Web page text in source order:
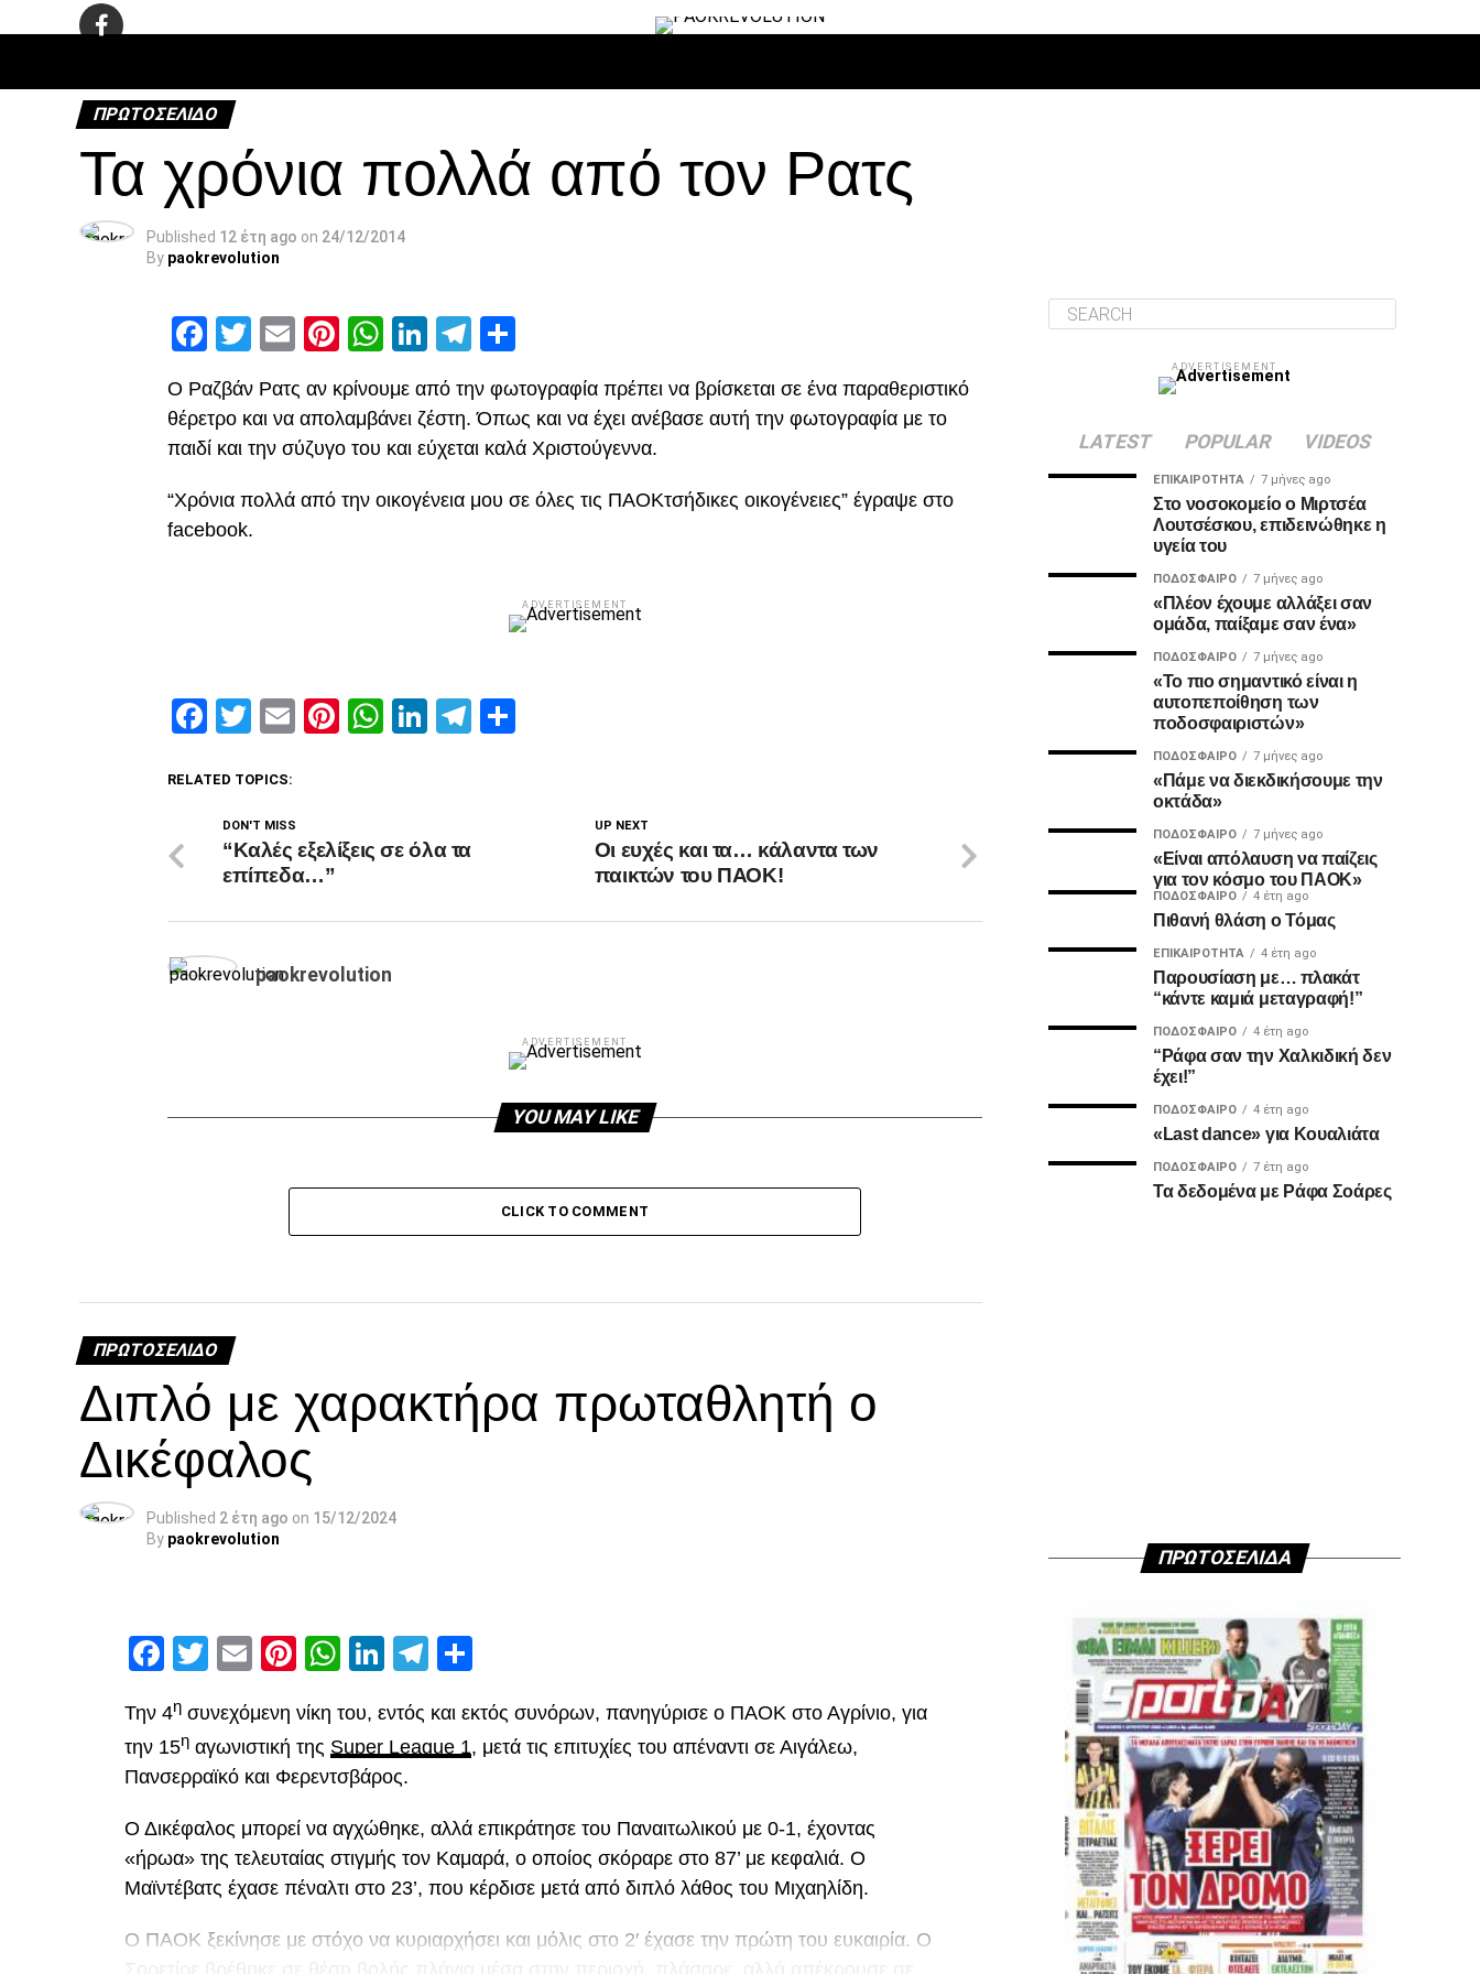
ΠΡΩΤΟΣΈΛΙΔΟ
Τα χρόνια πολλά από τον Ρατς
Published 12 έτη ago on 24/12/2014
By paokrevolution
Facebook
Twitter
EmailPinterest
WhatsApp
LinkedIn
Telegram
O Ραζβάν Ρατς αν κρίνουμε από την φωτογραφία πρέπει να βρίσκεται σε ένα παραθεριστικό
θέρετρο και να απολαμβάνει ζέστη. Όπως και να έχει ανέβασε αυτή την φωτογραφία με το
παιδί και την σύζυγο του και εύχεται καλά Χριστούγεννα.
“Χρόνια πολλά από την οικογένεια μου σε όλες τις ΠΑΟΚτσήδικες οικογένειες” έγραψε στο
facebook.
ADVERTISEMENT
Facebook
Twitter
EmailPinterest
WhatsApp
LinkedIn
Telegram
RELATED TOPICS:
UP NEXT
Οι ευχές και τα… κάλαντα των
παικτών του ΠΑΟΚ!
DON'T MISS
“Καλές εξελίξεις σε όλα τα
επίπεδα…”
paokrevolution
ADVERTISEMENT
YOU MAY LIKE
CLICK TO COMMENT
ΠΡΩΤΟΣΈΛΙΔΟ
Διπλό με χαρακτήρα πρωταθλητή ο
Δικέφαλος
Published 2 έτη ago on 15/12/2024
By paokrevolution
Facebook
Twitter
EmailPinterest
WhatsApp
LinkedIn
Telegram
Την 4η συνεχόμενη νίκη του, εντός και εκτός συνόρων, πανηγύρισε ο ΠΑΟΚ στο Αγρίνιο, για
την 15η αγωνιστική της Super League 1, μετά τις επιτυχίες του απέναντι σε Αιγάλεω,
Πανσερραϊκό και Φερεντσβάρος.
Ο Δικέφαλος μπορεί να αγχώθηκε, αλλά επικράτησε του Παναιτωλικού με 0-1, έχοντας
«ήρωα» της τελευταίας στιγμής τον Καμαρά, ο οποίος σκόραρε στο 87’ με κεφαλιά. Ο
Μαϊντέβατς έχασε πέναλτι στο 23’, που κέρδισε μετά από διπλό λάθος του Μιχαηλίδη.
Ο ΠΑΟΚ ξεκίνησε με στόχο να κυριαρχήσει και μόλις στο 2′ έχασε την πρώτη του ευκαιρία. Ο
ADVERTISEMENT
LATEST POPULAR VIDEOS
ΕΠΙΚΑΙΡΌΤΗΤΑ 7 μήνες ago
Στο νοσοκομείο ο Μιρτσέα
Λουτσέσκου, επιδεινώθηκε η
υγεία του
ΠΟΔΌΣΦΑΙΡΟ 7 μήνες ago
«Πλέον έχουμε αλλάξει σαν
ομάδα, παίξαμε σαν ένα»
ΠΟΔΌΣΦΑΙΡΟ 7 μήνες ago
«Το πιο σημαντικό είναι η
αυτοπεποίθηση των
ποδοσφαιριστών»
ΠΟΔΌΣΦΑΙΡΟ 7 μήνες ago
«Πάμε να διεκδικήσουμε την
οκτάδα»
ΠΟΔΌΣΦΑΙΡΟ 7 μήνες ago
«Είναι απόλαυση να παίζεις
για τον κόσμο του ΠΑΟΚ»
ΠΟΔΌΣΦΑΙΡΟ 4 έτη ago
Πιθανή θλάση ο Τόμας
ΕΠΙΚΑΙΡΌΤΗΤΑ 4 έτη ago
Παρουσίαση με… πλακάτ
“κάντε καμιά μεταγραφή!”
ΠΟΔΌΣΦΑΙΡΟ 4 έτη ago
“Ράφα σαν την Χαλκιδική δεν
έχει!”
ΠΟΔΌΣΦΑΙΡΟ 4 έτη ago
«Last dance» για Κουαλιάτα
ΠΟΔΌΣΦΑΙΡΟ 7 έτη ago
Τα δεδομένα με Ράφα Σοάρες
ΠΡΩΤΟΣΕΛΙΔΑ